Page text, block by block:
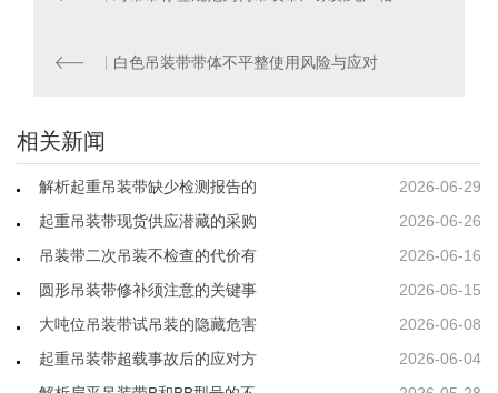
白色吊装带带体不平整使用风险与应对
相关新闻
2026-06-29
解析起重吊装带缺少检测报告的
2026-06-26
起重吊装带现货供应潜藏的采购
2026-06-16
吊装带二次吊装不检查的代价有
2026-06-15
圆形吊装带修补须注意的关键事
2026-06-08
大吨位吊装带试吊装的隐藏危害
2026-06-04
起重吊装带超载事故后的应对方